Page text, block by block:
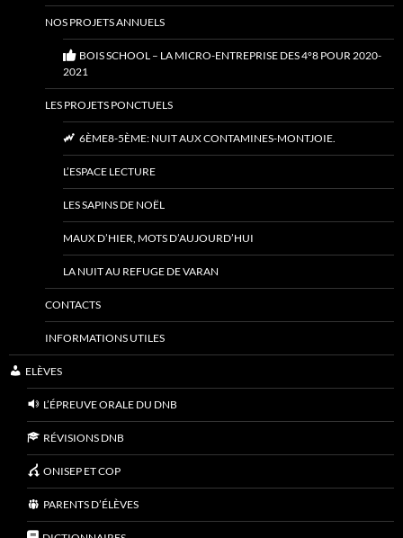
NOS PROJETS ANNUELS
BOIS SCHOOL – LA MICRO-ENTREPRISE DES 4°8 POUR 2020-
2021
LES PROJETS PONCTUELS
6ÈME8-5ÈME: NUIT AUX CONTAMINES-MONTJOIE.
L’ESPACE LECTURE
LES SAPINS DE NOËL
MAUX D’HIER, MOTS D’AUJOURD’HUI
LA NUIT AU REFUGE DE VARAN
CONTACTS
INFORMATIONS UTILES
ELÈVES
L’ÉPREUVE ORALE DU DNB
RÉVISIONS DNB
ONISEP ET COP
PARENTS D’ÉLÈVES